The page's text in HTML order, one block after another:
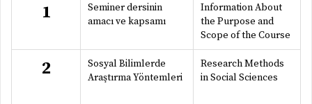
1
Seminer dersinin
amacı ve kapsamı
Information About
the Purpose and
Scope of the Course
2
Sosyal Bilimlerde
Araştırma Yöntemleri
Research Methods
in Social Sciences